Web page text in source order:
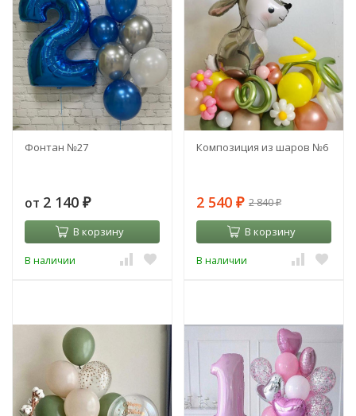
Фонтан №27
от 2 140 ₽
В корзину
В наличии
Композиция из шаров №6
2 540 ₽ 2 840₽
В корзину
В наличии